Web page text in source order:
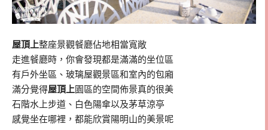
屋頂上整座景觀餐廳佔地相當寬敞
走進餐廳時，你會發現都是滿滿的坐位區
有戶外坐區、玻璃屋觀景區和室內的包廂
滿分覺得屋頂上園區的空間佈景真的很美
石階水上步道、白色陽傘以及茅草涼亭
感覺坐在哪裡，都能欣賞陽明山的美景呢